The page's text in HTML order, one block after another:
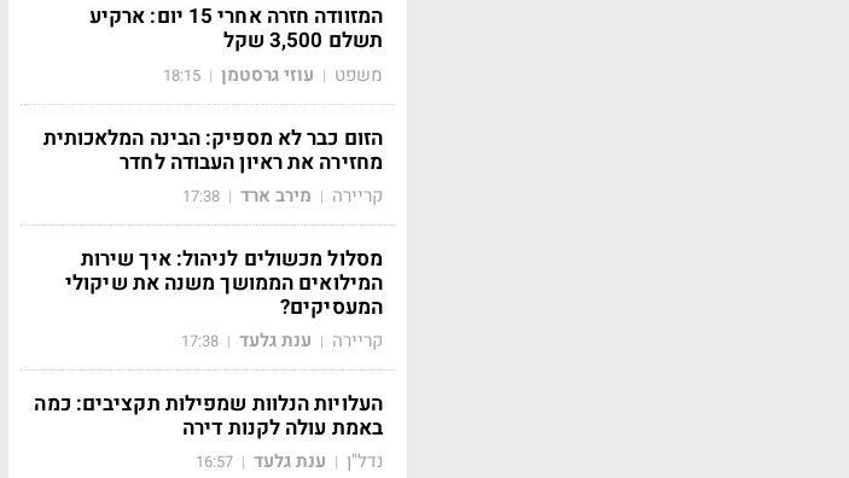
המזוודה חזרה אחרי 15 יום: ארקיע
תשלם 3,500 שקל
משפט | עוזי גרסטמן |
18:15
הזום כבר לא מספיק: הבינה המלאכותית
מחזירה את ראיון העבודה לחדר
קריירה | מירב ארד |
17:38
מסלול מכשולים לניהול: איך שירות
המילואים הממושך משנה את שיקולי
המעסיקים?
קריירה | ענת גלעד |
17:38
העלויות הנלוות שמפילות תקציבים: כמה
באמת עולה לקנות דירה
נדל"ן | ענת גלעד |
16:57